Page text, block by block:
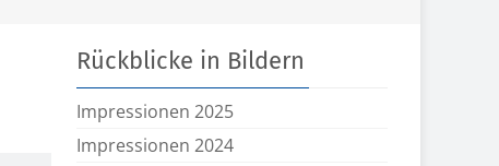
Rückblicke in Bildern
Impressionen 2025
Impressionen 2024